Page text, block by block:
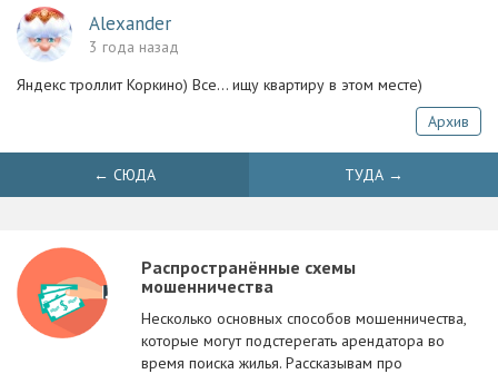
Alexander
3 года назад
Яндекс троллит Коркино) Все... ищу квартиру в этом месте)
Архив
← СЮДА ТУДА →
Распространённые схемы
мошенничества
Несколько основных способов мошенничества,
которые могут подстерегать арендатора во
время поиска жилья. Рассказывам про